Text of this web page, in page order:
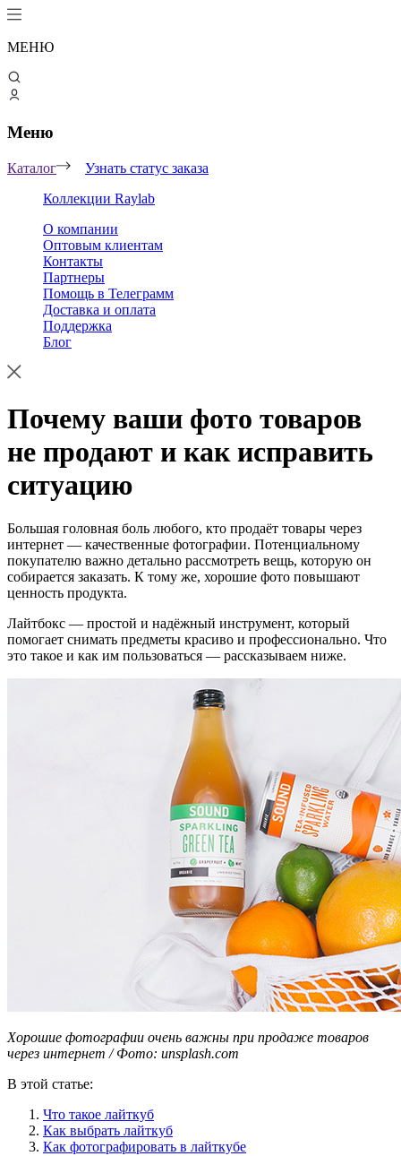
МЕНЮ
Меню
Каталог
Узнать статус заказа
Коллекции Raylab
О компании
Оптовым клиентам
Контакты
Партнеры
Помощь в Телеграмм
Доставка и оплата
Поддержка
Блог
Почему ваши фото товаров
не продают и как исправить
ситуацию
Большая головная боль любого, кто продаёт товары через
интернет — качественные фотографии. Потенциальному
покупателю важно детально рассмотреть вещь, которую он
собирается заказать. К тому же, хорошие фото повышают
ценность продукта.
Лайтбокс — простой и надёжный инструмент, который
помогает снимать предметы красиво и профессионально. Что
это такое и как им пользоваться — рассказываем ниже.
Хорошие фотографии очень важны при продаже товаров
через интернет / Фото: unsplash.com
В этой статье:
Что такое лайткуб
Как выбрать лайткуб
Как фотографировать в лайткубе